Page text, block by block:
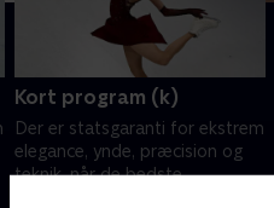
Kort program (k)
Der er statsgaranti for ekstrem
elegance, ynde, præcision og
teknik, når de bedste